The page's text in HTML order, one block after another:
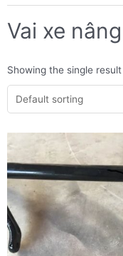
Vai xe
Showing the single result